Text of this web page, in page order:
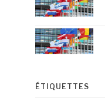
ÉTIQUETTES